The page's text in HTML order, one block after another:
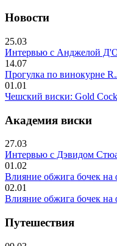
Новости
25.03
Интервью с Анджелой
14.07
Прогулка по винокурне
01.01
Чешский виски: Gold
Академия виски
27.03
Интервью с Дэвидом
01.02
Влияние обжига бочек на
02.01
Влияние обжига бочек на
Путешествия